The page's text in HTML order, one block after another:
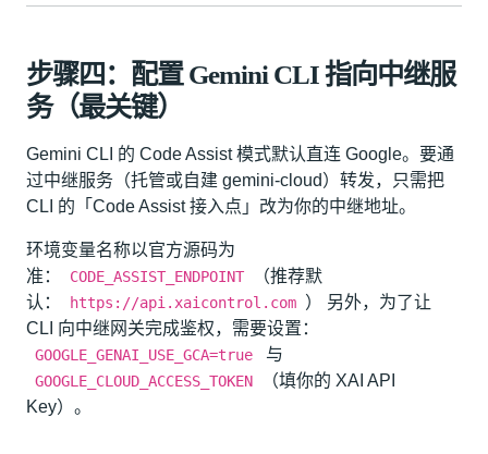
步骤四：配置 Gemini CLI 指向中继服
务（最关键）
Gemini CLI 的 Code Assist 模式默认直连 Google。要通
过中继服务（托管或自建 gemini-cloud）转发，只需把
CLI 的「Code Assist 接入点」改为你的中继地址。
环境变量名称以官方源码为
准：
CODE_ASSIST_ENDPOINT
（推荐默
认：
https://api.xaicontrol.com ） 另外，为了让
CLI 向中继网关完成鉴权，需要设置：
GOOGLE_GENAI_USE_GCA=true 与
GOOGLE_CLOUD_ACCESS_TOKEN
（填你的 XAI API
Key）。